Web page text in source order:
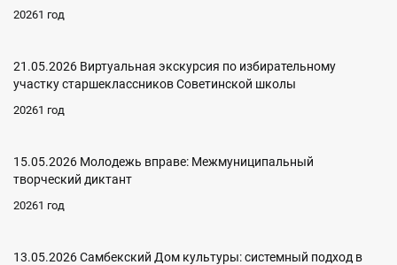
20261 год
21.05.2026 Виртуальная экскурсия по избирательному
участку старшеклассников Советинской школы
20261 год
15.05.2026 Молодежь вправе: Межмуниципальный
творческий диктант
20261 год
13.05.2026 Самбекский Дом культуры: системный подход в